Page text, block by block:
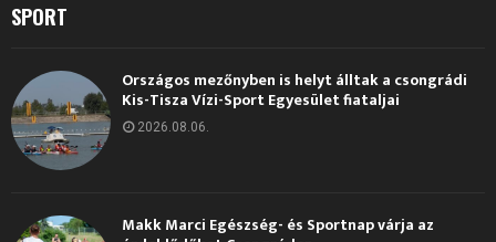
SPORT
Országos mezőnyben is helyt álltak a csongrádi
Kis-Tisza Vízi-Sport Egyesület fiataljai
2026.08.06.
Makk Marci Egészség- és Sportnap várja az